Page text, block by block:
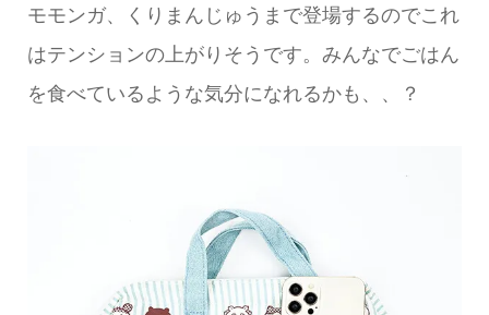
モモンガ、くりまんじゅうまで登場するのでこれ
はテンションの上がりそうです。みんなでごはん
を食べているような気分になれるかも、、？